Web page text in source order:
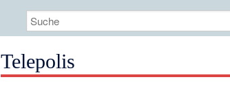
Telepolis